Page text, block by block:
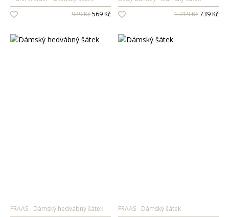
949 Kč569 Kč
1 219 Kč739 Kč
FRAAS
Dámský hedvábný šátek
FRAAS
Dámský šátek